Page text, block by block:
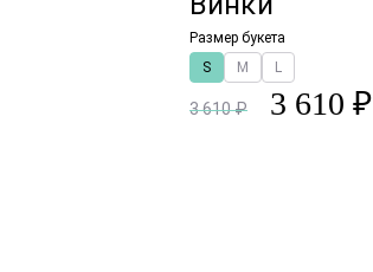
Размер букета
S
M L
3 610 ₽ 3 610 ₽